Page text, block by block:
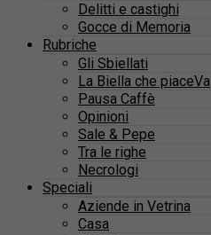
Delitti e castighi
Gocce di Memoria
Rubriche
Gli Sbiellati
La Biella che piaceVa
Pausa Caffè
Opinioni
Sale & Pepe
Tra le righe
Necrologi
Speciali
Aziende in Vetrina
Casa